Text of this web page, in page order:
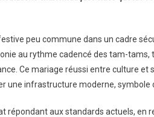
De
Police
Dans
Une
Culturelle
peu commune dans un cadre
au rythme cadencé des tam-tams,
Ce mariage réussi entre culture et
une infrastructure moderne, symbole
répondant aux standards actuels, en